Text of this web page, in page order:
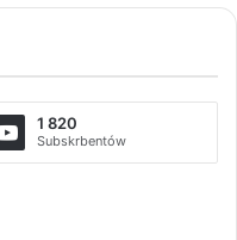
1 820
Subskrbentów